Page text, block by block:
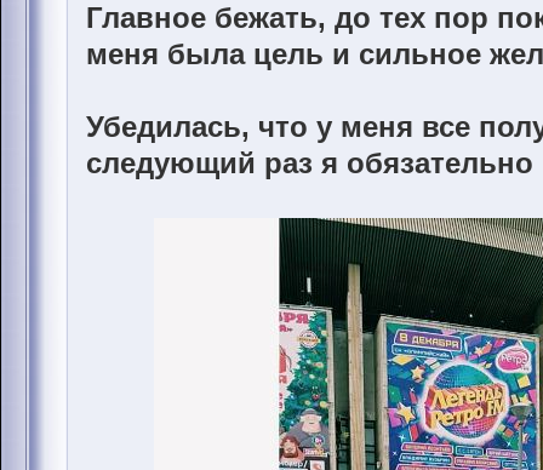
Главное бежать, до тех пор
меня была цель и сильное
Убедилась, что у меня все
следующий раз я